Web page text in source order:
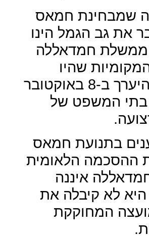
שמבחינת חמאס
את גב הגמל הינו
חמדאללה
שהיו
אמורות להיערך ב-8 באוקטובר
בתי המשפט של
בתנועת חמאס
ההסכמה הלאומית
איננה
היא לא קיבלה את
המחוקקת